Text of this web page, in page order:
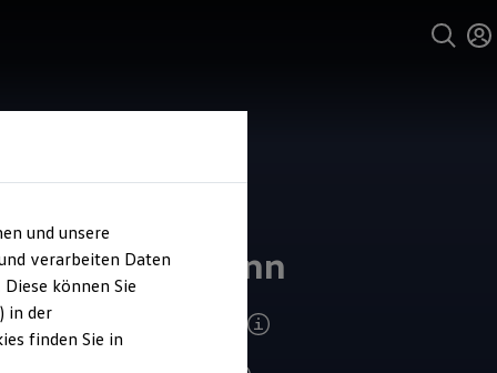
Leitzmann
Service 2026
und unsere
verarbeiten Daten
können Sie
in der
finden Sie in